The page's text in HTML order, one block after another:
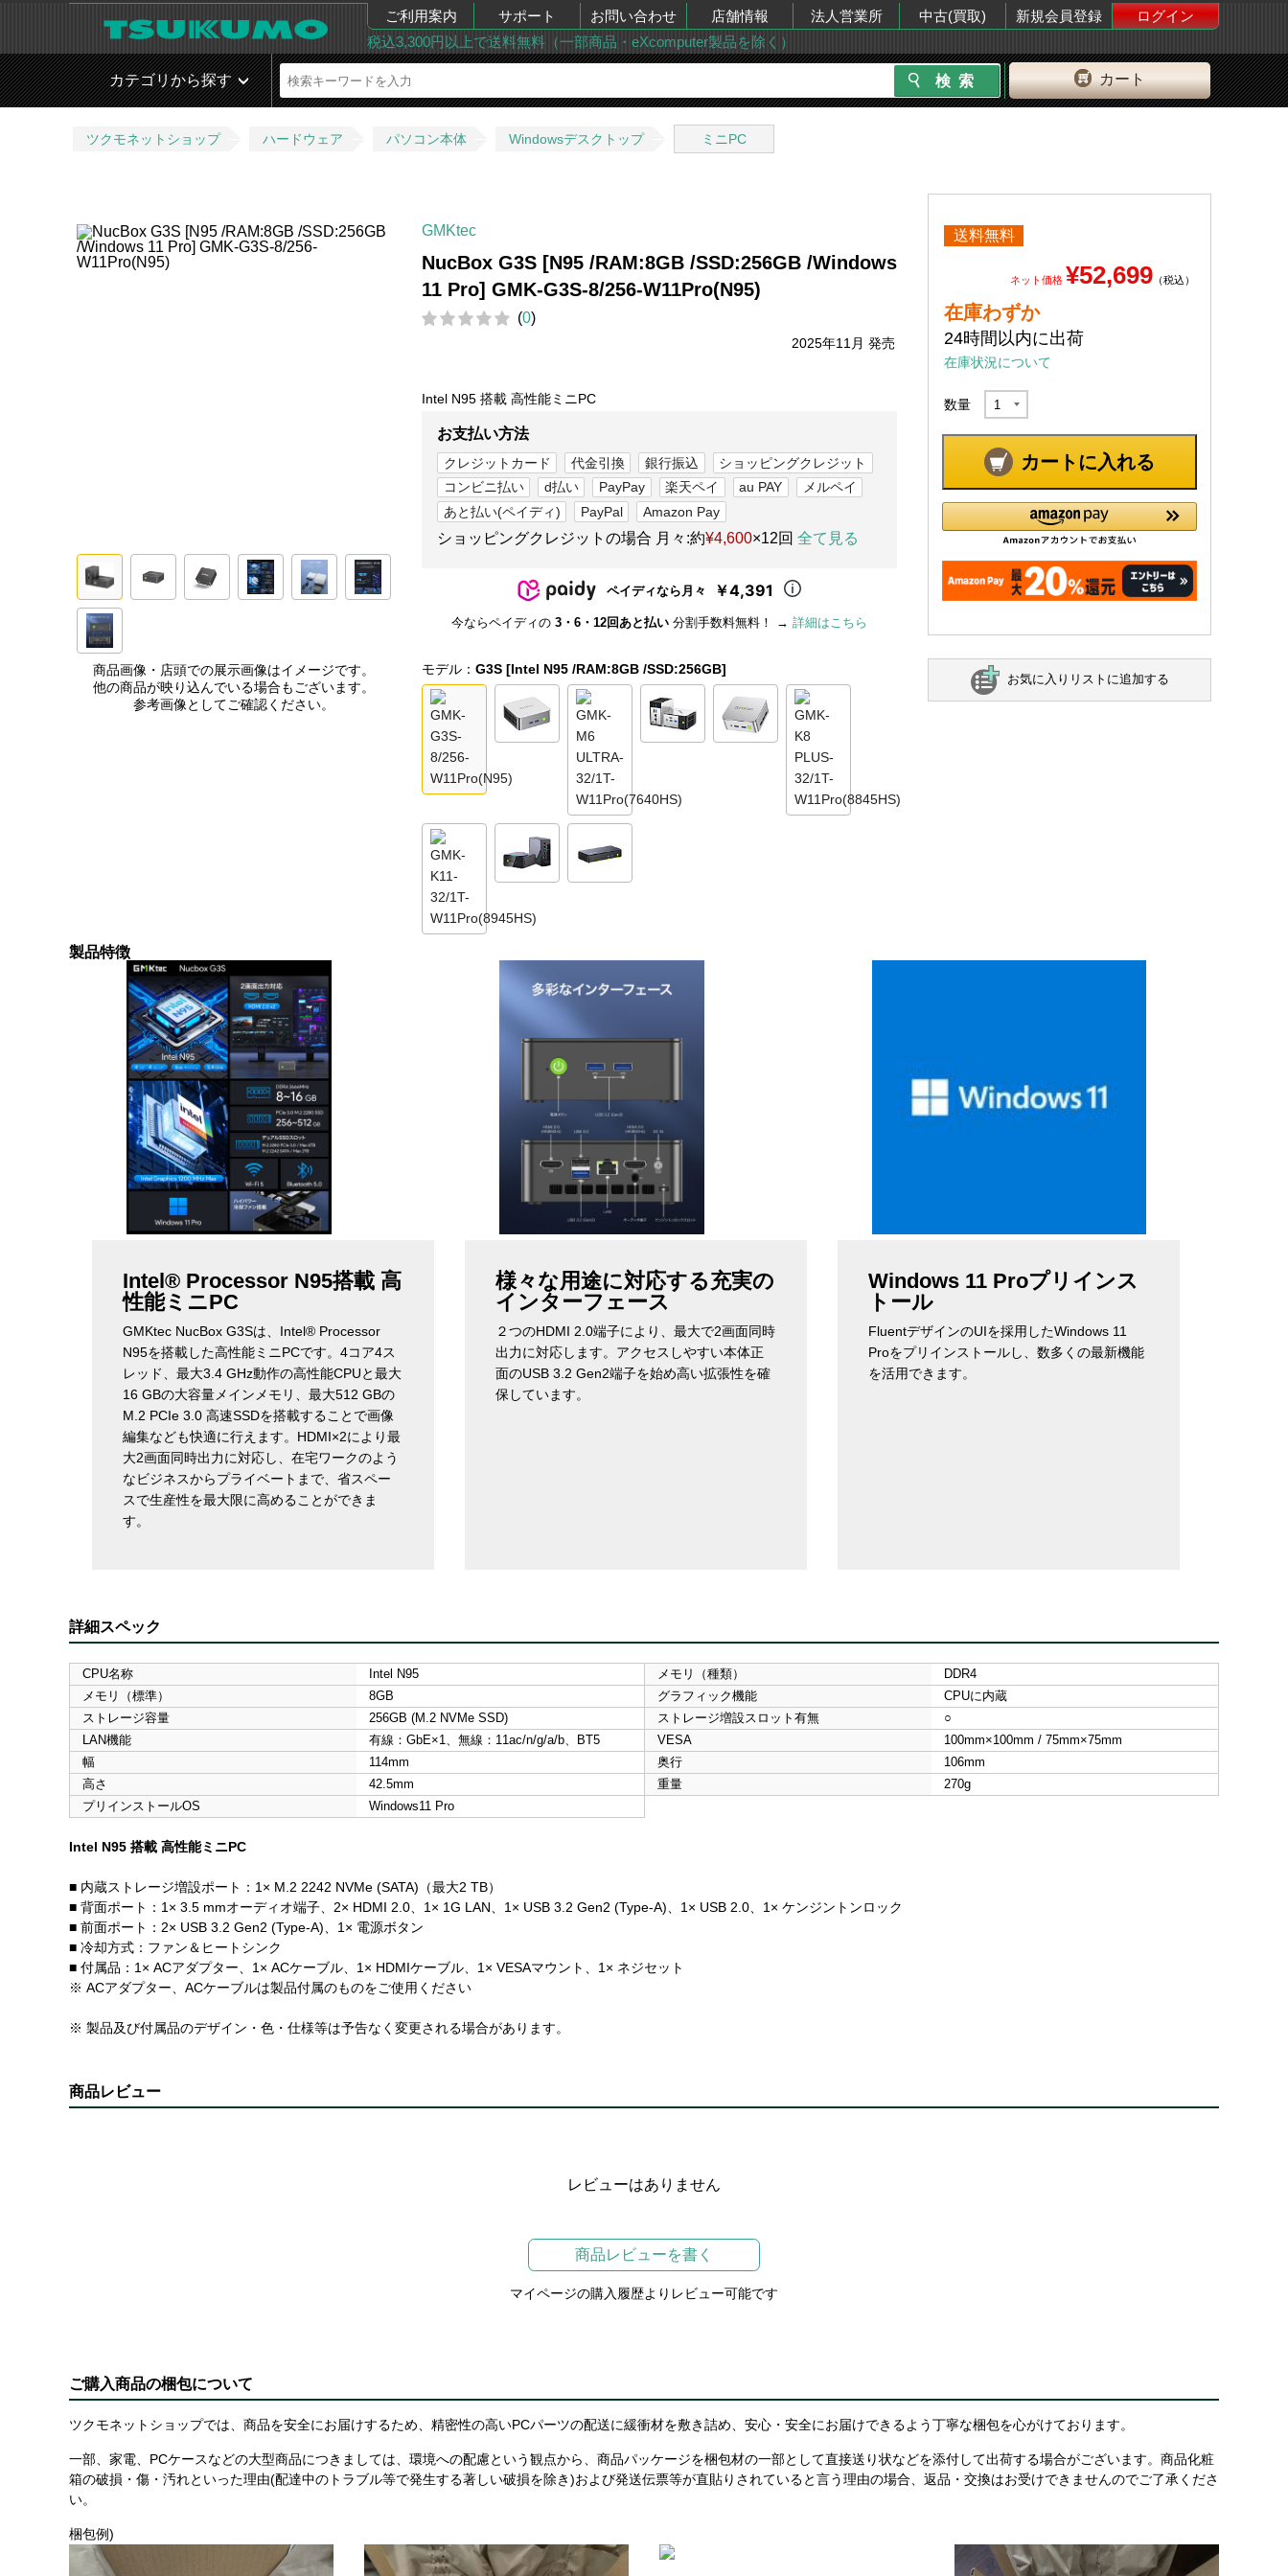
ご利用案内 サポート お問い合わせ 店舗情報 法人営業所 中古(買取) 新規会員登録
ログイン
税込3,300円以上で送料無料（一部商品・eXcomputer製品を除く）
カート
カテゴリから探す
ツクモネットショップ ハードウェア パソコン本体 Windowsデスクトップ ミニPC
商品画像・店頭での展示画像はイメージです。
他の商品が映り込んでいる場合もございます。
参考画像としてご確認ください。
GMKtec
NucBox G3S [N95 /RAM:8GB /SSD:256GB /Windows
11 Pro] GMK-G3S-8/256-W11Pro(N95)
(0)
2025年11月 発売
Intel N95 搭載 高性能ミニPC
お支払い方法
クレジットカード 代金引換 銀行振込
ショッピングクレジット
コンビニ払い
d払い PayPay 楽天ペイ au PAY
メルペイ
あと払い(ペイディ)
PayPal Amazon Pay
ショッピングクレジットの場合 月々:約¥4,600×12回 全て見る
ペイディなら月々 ￥4,391
今ならペイディの 3・6・12回あと払い 分割手数料無料！ → 詳細はこちら
モデル： G3S [Intel N95 /RAM:8GB /SSD:256GB]
送料無料
ネット価格 ¥52,699 （税込）
在庫わずか
24時間以内に出荷
在庫状況について
数量
カートに入れる
お気に入りリストに追加する
製品特徴
Intel® Processor N95搭載 高
性能ミニPC
GMKtec NucBox G3Sは、Intel® Processor
N95を搭載した高性能ミニPCです。4コア4ス
レッド、最大3.4 GHz動作の高性能CPUと最大
16 GBの大容量メインメモリ、最大512 GBの
M.2 PCIe 3.0 高速SSDを搭載することで画像
編集なども快適に行えます。HDMI×2により最
大2画面同時出力に対応し、在宅ワークのよう
なビジネスからプライベートまで、省スペー
スで生産性を最大限に高めることができま
す。
様々な用途に対応する充実の
インターフェース
２つのHDMI 2.0端子により、最大で2画面同時
出力に対応します。アクセスしやすい本体正
面のUSB 3.2 Gen2端子を始め高い拡張性を確
保しています。
Windows 11 Proプリインス
トール
FluentデザインのUIを採用したWindows 11
Proをプリインストールし、数多くの最新機能
を活用できます。
詳細スペック
CPU名称 Intel N95 メモリ（種類）
DDR4
メモリ（標準）
8GB グラフィック機能
CPUに内蔵
ストレージ容量
256GB (M.2 NVMe SSD) ストレージ増設スロット有無
○
LAN機能
有線：GbE×1、無線：11ac/n/g/a/b、BT5 VESA
100mm×100mm / 75mm×75mm
幅
114mm 奥行
106mm
高さ
42.5mm 重量
270g
プリインストールOS
Windows11 Pro
Intel N95 搭載 高性能ミニPC
■ 内蔵ストレージ増設ポート：1× M.2 2242 NVMe (SATA)（最大2 TB）
■ 背面ポート：1× 3.5 mmオーディオ端子、2× HDMI 2.0、1× 1G LAN、1× USB 3.2 Gen2 (Type-A)、1× USB 2.0、1× ケンジントンロック
■ 前面ポート：2× USB 3.2 Gen2 (Type-A)、1× 電源ボタン
■ 冷却方式：ファン＆ヒートシンク
■ 付属品：1× ACアダプター、1× ACケーブル、1× HDMIケーブル、1× VESAマウント、1× ネジセット
※ ACアダプター、ACケーブルは製品付属のものをご使用ください
※ 製品及び付属品のデザイン・色・仕様等は予告なく変更される場合があります。
商品レビュー
レビューはありません
商品レビューを書く
マイページの購入履歴よりレビュー可能です
ご購入商品の梱包について
ツクモネットショップでは、商品を安全にお届けするため、精密性の高いPCパーツの配送に緩衝材を敷き詰め、安心・安全にお届けできるよう丁寧な梱包を心がけております。
一部、家電、PCケースなどの大型商品につきましては、環境への配慮という観点から、商品パッケージを梱包材の一部として直接送り状などを添付して出荷する場合がございます。商品化粧
箱の破損・傷・汚れといった理由(配達中のトラブル等で発生する著しい破損を除き)および発送伝票等が直貼りされていると言う理由の場合、返品・交換はお受けできませんのでご了承くださ
い。
梱包例)